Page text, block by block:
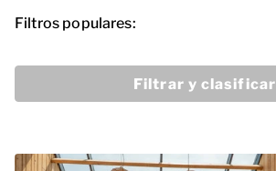
Filtros populares:
Filtrar y clasificar